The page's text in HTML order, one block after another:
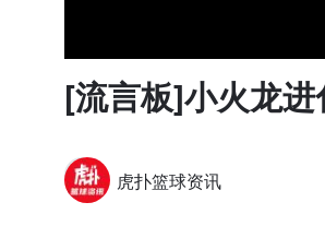
[流言板]小火龙
虎扑篮球资讯